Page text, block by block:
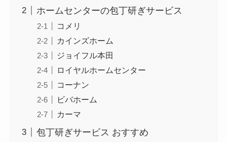
ホームセンターの包丁研ぎサービス
コメリ
カインズホーム
ジョイフル本田
ロイヤルホームセンター
コーナン
ビバホーム
カーマ
包丁研ぎサービス おすすめ